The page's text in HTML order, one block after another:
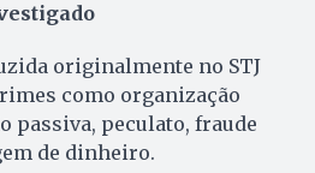
originalmente no STJ
como organização
passiva, peculato, fraude
de dinheiro.